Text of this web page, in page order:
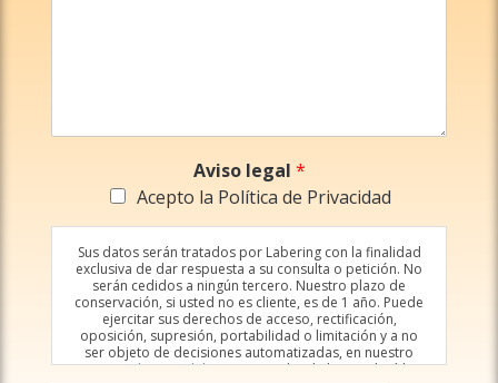
Aviso legal *
Acepto la Política de Privacidad
Sus datos serán tratados por Labering con la finalidad
exclusiva de dar respuesta a su consulta o petición. No
serán cedidos a ningún tercero. Nuestro plazo de
conservación, si usted no es cliente, es de 1 año. Puede
ejercitar sus derechos de acceso, rectificación,
oposición, supresión, portabilidad o limitación y a no
ser objeto de decisiones automatizadas, en nuestro
correoclientes@labering.com, donde le atenderá la